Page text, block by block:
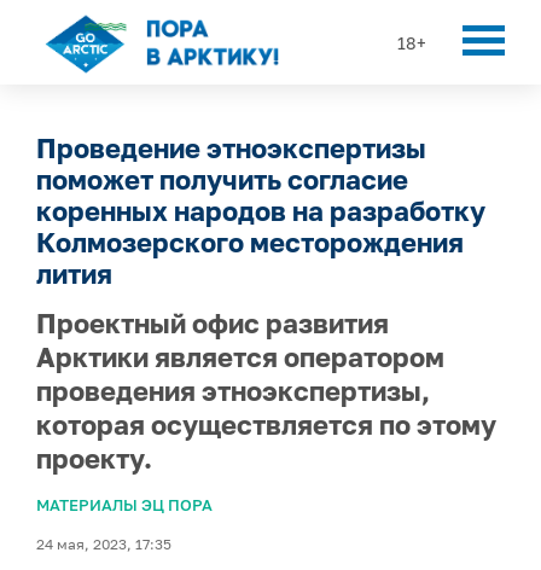
18+
Проведение этноэкспертизы
поможет получить согласие
коренных народов на разработку
Колмозерского месторождения
лития
Проектный офис развития
Арктики является оператором
проведения этноэкспертизы,
которая осуществляется по этому
проекту.
МАТЕРИАЛЫ ЭЦ ПОРА
24 мая, 2023, 17:35